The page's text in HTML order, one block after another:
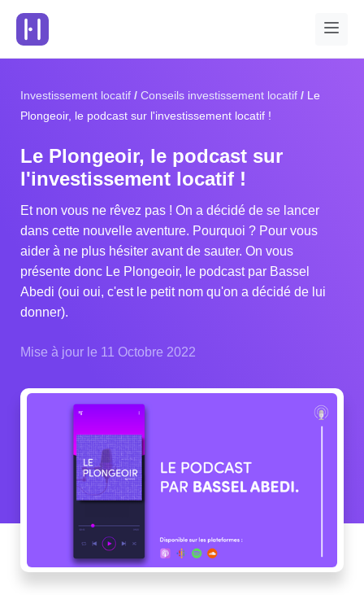
Investissement locatif Conseils investissement locatif
Le
Plongeoir, le podcast sur l'investissement locatif !
Le Plongeoir, le podcast sur
l'investissement locatif !
Et non vous ne rêvez pas ! On a décidé de se lancer
dans cette nouvelle aventure. Pourquoi ? Pour vous
aider à ne plus hésiter avant de sauter. On vous
présente donc Le Plongeoir, le podcast par Bassel
Abedi (oui oui, c'est le petit nom qu'on a décidé de lui
donner).
Mise à jour le 11 Octobre 2022